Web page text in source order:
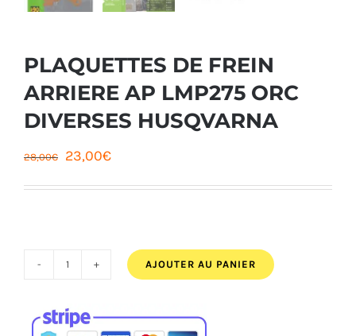
PLAQUETTES DE FREIN
ARRIERE AP LMP275 ORC
DIVERSES HUSQVARNA
28,00€
Le
28,00€.
23,00€Le
23,00€.
quantité
PLAQUETTES
AJOUTER AU PANIER